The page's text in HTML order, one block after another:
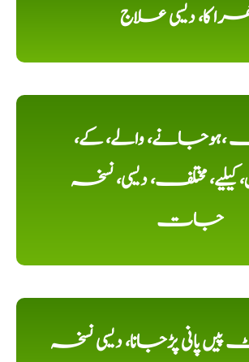
کا، دیسی علاج
والے، کے،
مختلف، دیسی، نسخہ
جات
پیں پانی پڑجانا، دیسی نسخہ